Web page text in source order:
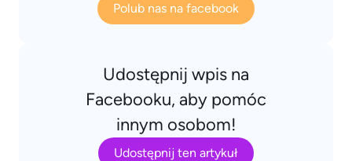
Polub nas na facebook
Udostępnij wpis na
Facebooku, aby pomóc
innym osobom!
Udostępnij ten artykuł